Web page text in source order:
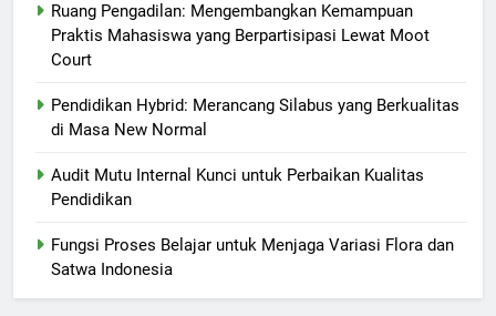
Ruang Pengadilan: Mengembangkan Kemampuan
Praktis Mahasiswa yang Berpartisipasi Lewat Moot
Court
Pendidikan Hybrid: Merancang Silabus yang Berkualitas
di Masa New Normal
Audit Mutu Internal Kunci untuk Perbaikan Kualitas
Pendidikan
Fungsi Proses Belajar untuk Menjaga Variasi Flora dan
Satwa Indonesia